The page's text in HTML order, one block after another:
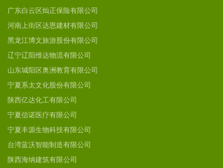
广东白云区灿正保险有限公司
河南上街区达恩建材有限公司
黑龙江博文旅游股份有限公司
辽宁辽阳维达物流有限公司
山东城阳区奥洲教育有限公司
宁夏系太文化股份有限公司
陕西亿达化工有限公司
宁夏信诺医疗有限公司
宁夏丰源生物科技有限公司
台湾蓝沃智能制造有限公司
陕西海纳建筑有限公司